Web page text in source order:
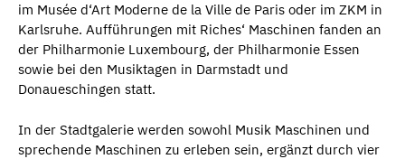
im Musée d‘Art Moderne de la Ville de Paris oder im ZKM in
Karlsruhe. Aufführungen mit Riches‘ Maschinen fanden an
der Philharmonie Luxembourg, der Philharmonie Essen
sowie bei den Musiktagen in Darmstadt und
Donaueschingen statt.
In der Stadtgalerie werden sowohl Musik Maschinen und
sprechende Maschinen zu erleben sein, ergänzt durch vier